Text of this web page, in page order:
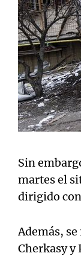
Sin
martes el
dirigido
Además,
Cherkasy y